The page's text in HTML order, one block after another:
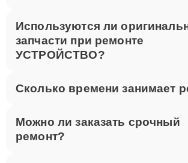
Используются ли
запчасти при ремонте
УСТРОЙСТВО?
Сколько времени занимает
Можно ли заказать срочный
ремонт?